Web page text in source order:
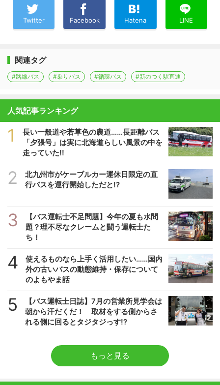
Twitter Facebook Hatena LINE
関連タグ
#路線バス #乗りバス #循環バス #新のつく駅直通
人気記事ランキング
1
長い一般道や若草色の農道……長距離バス
「夕張号」は実に北海道らしい風景の中を
走っていた!!
2
北九州市がケーブルカー運休日限定の直
行バスを運行開始しただと!?
3
【バス運転士不足問題】今年の夏も水問
題？理不尽なクレームと闘う運転士た
ち！
4
使えるものなら上手く活用したい……国内
外の古いバスの動態維持・保存について
のよもやま話
5
【バス運転士日誌】7月の営業所見学会は
朝から汗だくだ！ 取材をする側からさ
れる側に回るとタジタジっす!?
もっと見る